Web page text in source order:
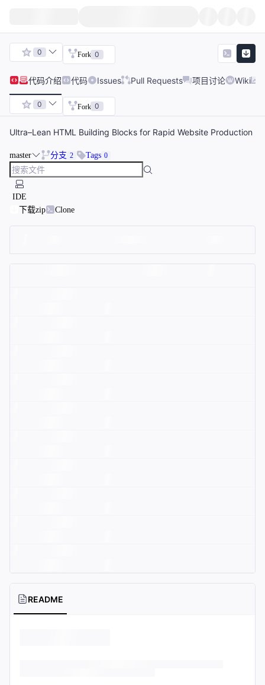
0 Fork 0
代码介绍 代码 Issues Pull Requests 项目讨论 Wiki
0 Fork 0
Ultra–Lean HTML Building Blocks for Rapid Website Production
master 分支 2 Tags 0
IDE
下载zip
Clone
README